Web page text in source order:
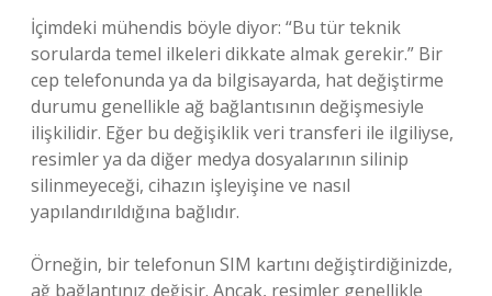
İçimdeki mühendis böyle diyor: “Bu tür teknik
sorularda temel ilkeleri dikkate almak gerekir.” Bir
cep telefonunda ya da bilgisayarda, hat değiştirme
durumu genellikle ağ bağlantısının değişmesiyle
ilişkilidir. Eğer bu değişiklik veri transferi ile ilgiliyse,
resimler ya da diğer medya dosyalarının silinip
silinmeyeceği, cihazın işleyişine ve nasıl
yapılandırıldığına bağlıdır.
Örneğin, bir telefonun SIM kartını değiştirdiğinizde,
ağ bağlantınız değişir. Ancak, resimler genellikle